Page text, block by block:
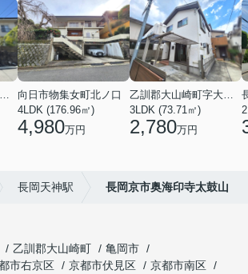
向日市物集女町北ノ口
4LDK (176.96㎡)
4,980万円
3LDK (73.71㎡)
2,780万円
長岡天神駅 長岡京市奥海印寺太鼓山
乙訓郡大山崎町
亀岡市
市右京区 京都市伏見区
京都市南区